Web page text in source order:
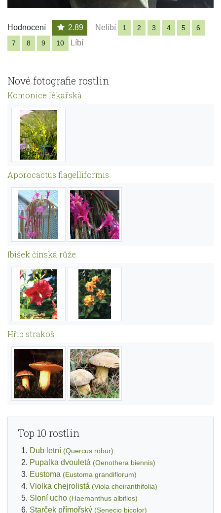
Hodnocení 2.89 Nelíbí 1 2 3 4 5
6
7
8 9 10 Líbí
Nové fotografie rostlin
Komonice lékařská
Aporocactus flagelliformis
Ibišek čínská růže
Hřib strakoš
Top 10 rostlin
Dub letní (Quercus robur)
Pupalka dvouletá (Oenothera biennis)
Eustoma (Eustoma grandiflorum)
Violka chejrolistá (Viola cheiranthifolia)
Sloní ucho (Haemanthus albiflos)
Starček přímořský (Senecio bicolor)